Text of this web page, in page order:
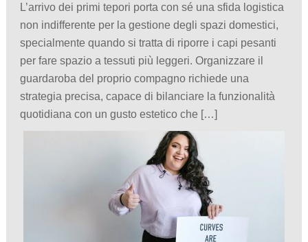
L’arrivo dei primi tepori porta con sé una sfida logistica
non indifferente per la gestione degli spazi domestici,
specialmente quando si tratta di riporre i capi pesanti
per fare spazio a tessuti più leggeri. Organizzare il
guardaroba del proprio compagno richiede una
strategia precisa, capace di bilanciare la funzionalità
quotidiana con un gusto estetico che […]